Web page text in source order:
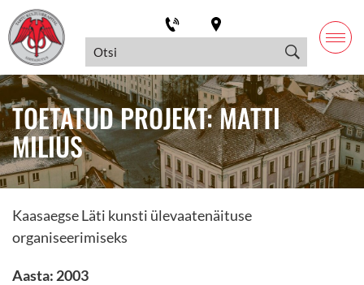
TOETATUD PROJEKT: MATTI
MILIUS
Kaasaegse Läti kunsti ülevaatenäituse
organiseerimiseks
Aasta: 2003